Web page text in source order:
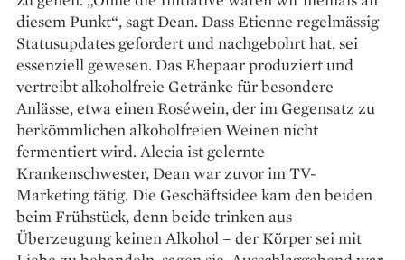
diesem Punkt“, sagt Dean. Dass Etienne regelmässig
Status­updates gefordert und nachgebohrt hat, sei
essenziell gewesen. Das Ehepaar produziert und
vertreibt alko­holfreie Getränke für besondere
Anlässe, etwa einen Roséwein, der im Gegensatz zu
herkömmlichen alkoholfreien Weinen nicht
fermentiert wird. Alecia ist gelernte
Krankenschwester, Dean war zuvor im TV-
Marketing tätig. Die Geschäftsidee kam den beiden
beim Frühstück, denn beide trinken aus
Überzeugung keinen Alkohol – der Körper sei mit